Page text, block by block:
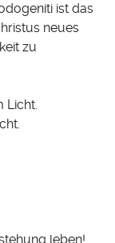
ist das
neues
zu
Licht.
leben!